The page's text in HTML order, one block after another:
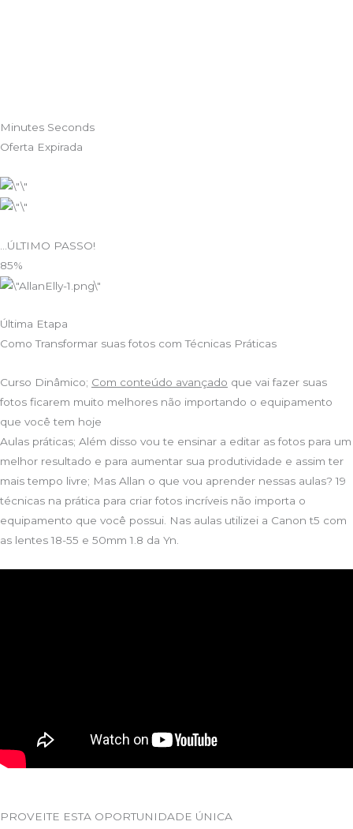
Minutes Seconds
Oferta Expirada
…ÚLTIMO PASSO!
85%
Última Etapa
Como Transformar suas fotos com Técnicas Práticas
Curso Dinâmico; Com conteúdo avançado que vai fazer suas
fotos ficarem muito melhores não importando o equipamento
que você tem hoje
Aulas práticas; Além disso vou te ensinar a editar as fotos para um
melhor resultado e para aumentar sua produtividade e assim ter
mais tempo livre; Mas Allan o que vou aprender nessas aulas? 19
técnicas na prática para criar fotos incríveis não importa o
equipamento que você possui. Nas aulas utilizei a Canon t5 com
as lentes 18-55 e 50mm 1.8 da Yn.
PROVEITE ESTA OPORTUNIDADE ÚNICA​